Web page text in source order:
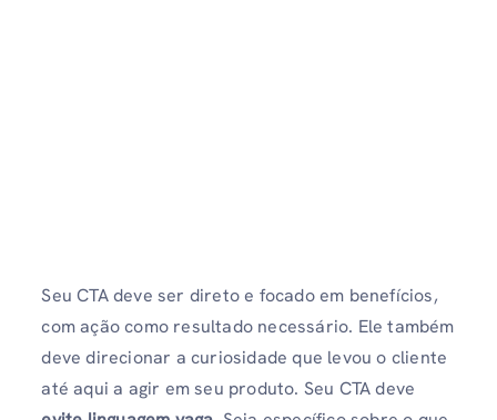
Seu CTA deve ser direto e focado em benefícios,
com ação como resultado necessário. Ele também
deve direcionar a curiosidade que levou o cliente
até aqui a agir em seu produto. Seu CTA deve